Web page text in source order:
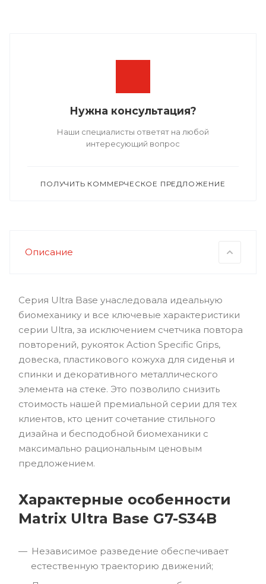
Нужна консультация?
Наши специалисты ответят на любой
интересующий вопрос
ПОЛУЧИТЬ КОММЕРЧЕСКОЕ ПРЕДЛОЖЕНИЕ
Описание
Серия Ultra Base унаследовала идеальную
биомеханику и все ключевые характеристики
серии Ultra, за исключением счетчика повтора
повторений, рукояток Action Specific Grips,
довеска, пластикового кожуха для сиденья и
спинки и декоративного металлического
элемента на стеке. Это позволило снизить
стоимость нашей премиальной серии для тех
клиентов, кто ценит сочетание стильного
дизайна и бесподобной биомеханики с
максимально рациональным ценовым
предложением.
Характерные особенности
Matrix Ultra Base G7-S34B
Независимое разведение обеспечивает
естественную траекторию движений;